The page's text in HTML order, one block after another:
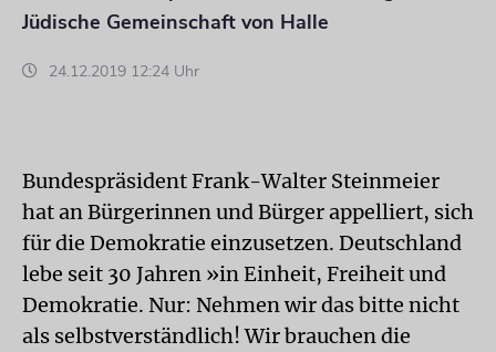
Jüdische Gemeinschaft von Halle
24.12.2019 12:24 Uhr
Bundespräsident Frank-Walter Steinmeier
hat an Bürgerinnen und Bürger appelliert, sich
für die Demokratie einzusetzen. Deutschland
lebe seit 30 Jahren »in Einheit, Freiheit und
Demokratie. Nur: Nehmen wir das bitte nicht
als selbstverständlich! Wir brauchen die